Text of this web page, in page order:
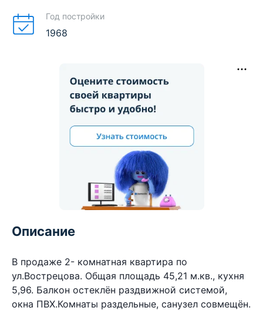
Год постройки
1968
Описание
В продаже 2- комнатная квартира по
ул.Вострецова. Общая площадь 45,21 м.кв., кухня
5,96. Балкон остеклён раздвижной системой,
окна ПВХ.Комнаты раздельные, санузел совмещён.